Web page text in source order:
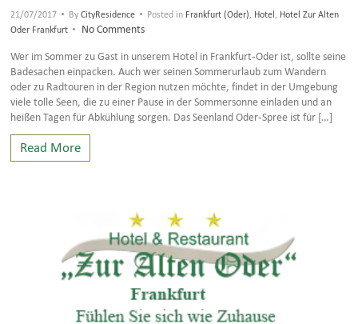
21/07/2017 • ByCityResidence • Posted in Frankfurt (Oder) Hotel
Hotel Zur Alten
Oder Frankfurt • No Comments
Wer im Sommer zu Gast in unserem Hotel in Frankfurt-Oder ist, sollte seine
Badesachen einpacken. Auch wer seinen Sommerurlaub zum Wandern
oder zu Radtouren in der Region nutzen möchte, findet in der Umgebung
viele tolle Seen, die zu einer Pause in der Sommersonne einladen und an
heißen Tagen für Abkühlung sorgen. Das Seenland Oder-Spree ist für […]
Read More